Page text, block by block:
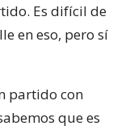
Es difícil de
en eso, pero sí
partido con
que es